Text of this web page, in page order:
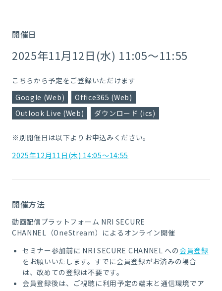
開催日
2025年11月12日(水) 11:05～11:55
こちらから予定をご登録いただけます
Google (Web)
Office365 (Web)
Outlook Live (Web)
ダウンロード (ics)
※別開催日は以下よりお申込みください。
2025年12月11日(木) 14:05～14:55
開催方法
動画配信プラットフォーム NRI SECURE
CHANNEL（OneStream）によるオンライン開催
セミナー参加前に NRI SECURE CHANNEL への会員登録
をお願いいたします。すでに会員登録がお済みの場合
は、改めての登録は不要です。
会員登録後は、ご視聴に利用予定の端末と通信環境でア